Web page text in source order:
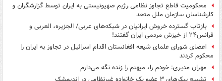
محکومیت قاطع تجاوز نظامی رژیم صهیونیستی به ایران توسط گزارشگران و
کارشناسان سازمان ملل متحد
بازتاب گسترده خروش ایرانیان در شبکه‌های عربی/ الجزیره، العربی و
فرانس۲۴ از خیزش مردمی ایران گفتند!
اعضای شورای علمای شیعه افغانستان اقدام اسرائیل در تجاوز به ایران را
محکوم کردند
مهران مدیری: خودم را، میهنم را زنده نگه می‌دارم